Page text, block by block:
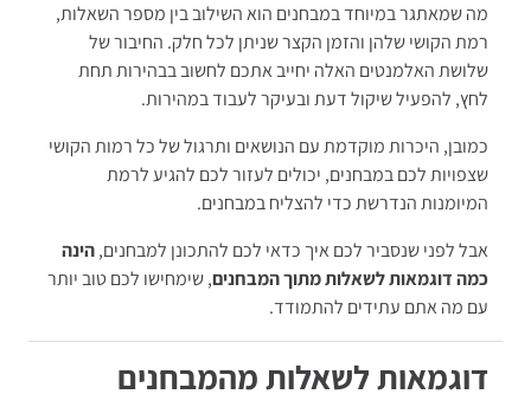
מה שמאתגר במיוחד במבחנים הוא השילוב בין מספר השאלות,
רמת הקושי שלהן והזמן הקצר שניתן לכל חלק. החיבור של
שלושת האלמנטים האלה יחייב אתכם לחשוב בבהירות תחת
לחץ, להפעיל שיקול דעת ובעיקר לעבוד במהירות.
כמובן, היכרות מוקדמת עם הנושאים ותרגול של כל רמות הקושי
שצפויות לכם במבחנים, יכולים לעזור לכם להגיע לרמת
המיומנות הנדרשת כדי להצליח במבחנים.
אבל לפני שנסביר לכם איך כדאי לכם להתכונן למבחנים,הינה
כמה דוגמאות לשאלות מתוך המבחנים, שימחישו לכם טוב יותר
עם מה אתם עתידים להתמודד.
דוגמאות לשאלות מהמבחנים